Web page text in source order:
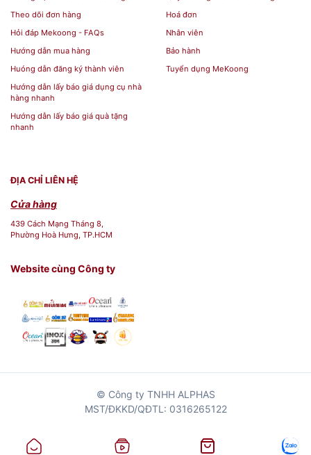
Theo dõi đơn hàng
Hỏi đáp Mekoong - FAQs
Hướng dẫn mua hàng
Huóng dẫn đăng ký thành viên
Hướng dẫn lấy báo giá dụng cụ nhà
hàng nhanh
Hướng dẫn lấy báo giá quà tặng
nhanh
Hoá đơn
Nhân viên
Bảo hành
Tuyển dụng MeKoong
ĐỊA CHỈ LIÊN HỆ
Cửa hàng
439 Cách Mạng Tháng 8,
Phường Hoà Hưng, TP.HCM
Website cùng Công ty
© Công ty TNHH ALPHAS
MST/ĐKKD/QĐTL: 0316265122